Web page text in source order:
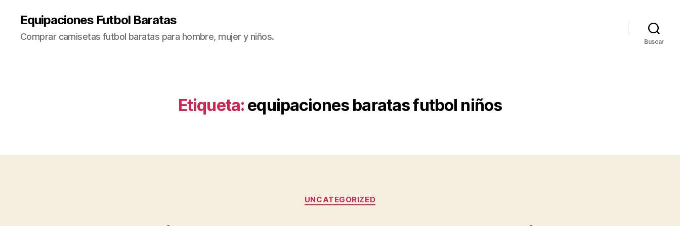
Equipaciones Futbol Baratas
Comprar camisetas futbol baratas para hombre, mujer y niños. Buscar
Etiqueta: equipaciones baratas futbol niños
Categorías
UNCATEGORIZED